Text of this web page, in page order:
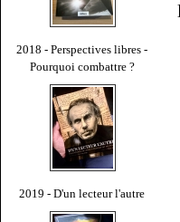
2018 - Perspectives libres -
Pourquoi combattre ?
2019 - D'un lecteur l'autre